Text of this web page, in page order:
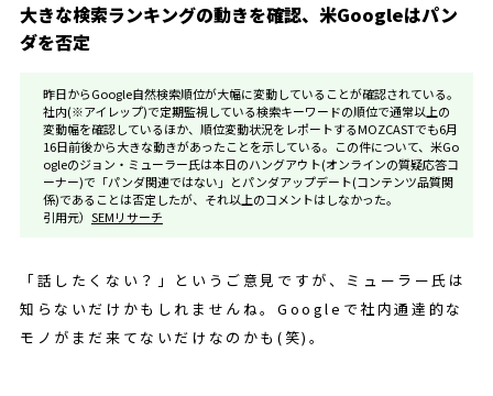
大きな検索ランキングの動きを確認、米Googleはパン
ダを否定
昨日からGoogle自然検索順位が大幅に変動していることが確認されている。
社内(※アイレップ)で定期監視している検索キーワードの順位で通常以上の
変動幅を確認しているほか、順位変動状況をレポートするMOZCASTでも6月
16日前後から大きな動きがあったことを示している。この件について、米Go
ogleのジョン・ミューラー氏は本日のハングアウト(オンラインの質疑応答コ
ーナー)で「パンダ関連ではない」とパンダアップデート(コンテンツ品質関
係)であることは否定したが、それ以上のコメントはしなかった。
引用元） SEMリサーチ
「話したくない？」というご意見ですが、ミューラー氏は
知らないだけかもしれませんね。Googleで社内通達的な
モノがまだ来てないだけなのかも(笑)。